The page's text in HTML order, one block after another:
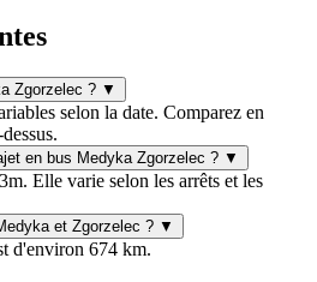
Zgorzelec ? ▼
selon la date. Comparez en
en bus Medyka Zgorzelec ? ▼
Elle varie selon les arrêts et les
et Zgorzelec ? ▼
d'environ 674 km.